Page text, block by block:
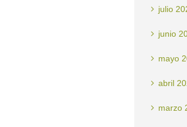
julio
junio
mayo
abril
marzo